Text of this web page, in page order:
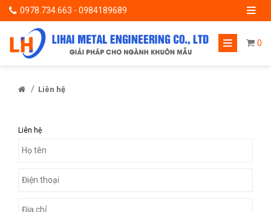
0978.734.663 - 0984189689
0
/ Liên hệ
Liên hệ